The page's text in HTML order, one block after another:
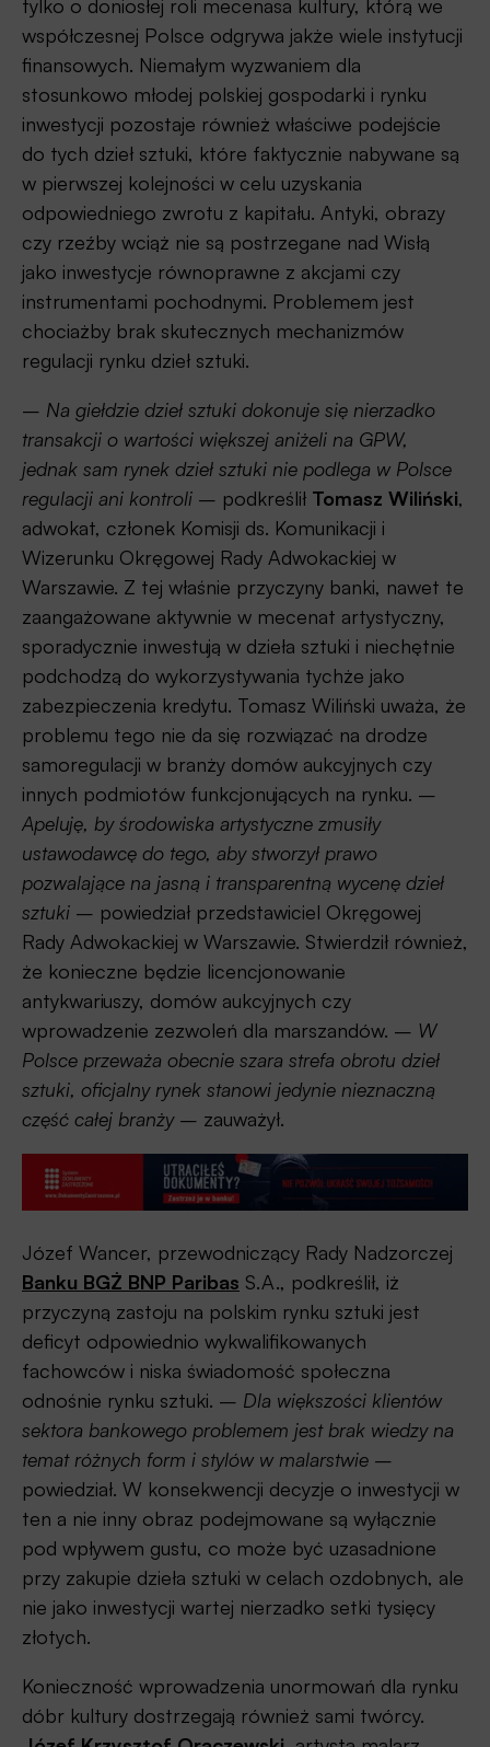
tylko o doniosłej roli mecenasa kultury, którą we
współczesnej Polsce odgrywa jakże wiele instytucji
finansowych. Niemałym wyzwaniem dla
stosunkowo młodej polskiej gospodarki i rynku
inwestycji pozostaje również właściwe podejście
do tych dzieł sztuki, które faktycznie nabywane są
w pierwszej kolejności w celu uzyskania
odpowiedniego zwrotu z kapitału. Antyki, obrazy
czy rzeźby wciąż nie są postrzegane nad Wisłą
jako inwestycje równoprawne z akcjami czy
instrumentami pochodnymi. Problemem jest
chociażby brak skutecznych mechanizmów
regulacji rynku dzieł sztuki.
– Na giełdzie dzieł sztuki dokonuje się nierzadko
transakcji o wartości większej aniżeli na GPW,
jednak sam rynek dzieł sztuki nie podlega w Polsce
regulacji ani kontroli – podkreślił Tomasz Wiliński,
adwokat, członek Komisji ds. Komunikacji i
Wizerunku Okręgowej Rady Adwokackiej w
Warszawie. Z tej właśnie przyczyny banki, nawet te
zaangażowane aktywnie w mecenat artystyczny,
sporadycznie inwestują w dzieła sztuki i niechętnie
podchodzą do wykorzystywania tychże jako
zabezpieczenia kredytu. Tomasz Wiliński uważa, że
problemu tego nie da się rozwiązać na drodze
samoregulacji w branży domów aukcyjnych czy
innych podmiotów funkcjonujących na rynku. –
Apeluję, by środowiska artystyczne zmusiły
ustawodawcę do tego, aby stworzył prawo
pozwalające na jasną i transparentną wycenę dzieł
sztuki – powiedział przedstawiciel Okręgowej
Rady Adwokackiej w Warszawie. Stwierdził również,
że konieczne będzie licencjonowanie
antykwariuszy, domów aukcyjnych czy
wprowadzenie zezwoleń dla marszandów. – W
Polsce przeważa obecnie szara strefa obrotu dzieł
sztuki, oficjalny rynek stanowi jedynie nieznaczną
część całej branży– zauważył.
Józef Wancer, przewodniczący Rady Nadzorczej
Banku BGŻ BNP Paribas S.A., podkreślił, iż
przyczyną zastoju na polskim rynku sztuki jest
deficyt odpowiednio wykwalifikowanych
fachowców i niska świadomość społeczna
odnośnie rynku sztuki. – Dla większości klientów
sektora bankowego problemem jest brak wiedzy na
temat różnych form i stylów w malarstwie –
powiedział. W konsekwencji decyzje o inwestycji w
ten a nie inny obraz podejmowane są wyłącznie
pod wpływem gustu, co może być uzasadnione
przy zakupie dzieła sztuki w celach ozdobnych, ale
nie jako inwestycji wartej nierzadko setki tysięcy
złotych.
Konieczność wprowadzenia unormowań dla rynku
dóbr kultury dostrzegają również sami twórcy.